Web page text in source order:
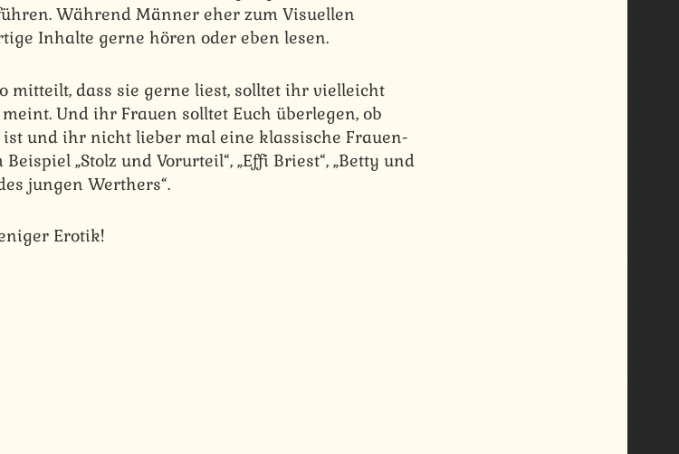
Während Männer eher zum Visuellen
Inhalte gerne hören oder eben lesen.
mitteilt, dass sie gerne liest, solltet ihr vielleicht
Und ihr Frauen solltet Euch überlegen, ob
und ihr nicht lieber mal eine klassische Frauen-
„Stolz und Vorurteil“, „Effi Briest“, „Betty und
jungen Werthers“.
Erotik!